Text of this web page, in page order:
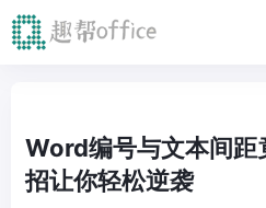
Word编号与文本间距
招让你轻松逆袭